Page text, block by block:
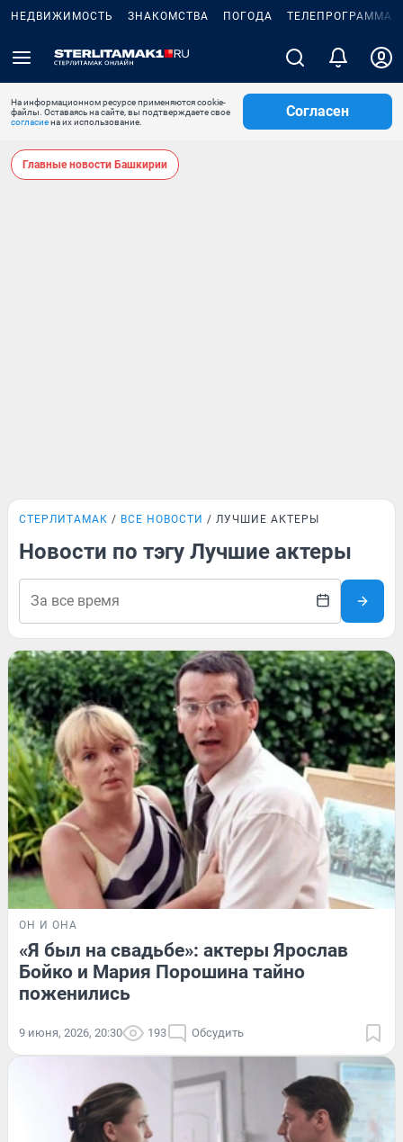
НЕДВИЖИМОСТЬ ЗНАКОМСТВА ПОГОДА ТЕЛЕПРОГРАММА
На информационном ресурсе применяются cookie-
файлы. Оставаясь на сайте, вы подтверждаете свое
согласиена их использование.
Согласен
Главные новости Башкирии
СТЕРЛИТАМАК ВСЕ НОВОСТИ ЛУЧШИЕ АКТЕРЫ
Новости по тэгу Лучшие актеры
ОН И ОНА
«Я был на свадьбе»: актеры Ярослав
Бойко и Мария Порошина тайно
поженились
9 июня, 2026, 20:30 193 Обсудить